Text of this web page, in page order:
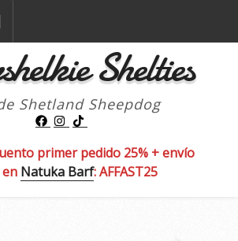
Shelties
Shetland Sheepdog
primer pedido 25% + envío
Natuka Barf: AFFAST25